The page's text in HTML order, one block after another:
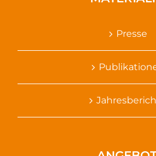
Presse